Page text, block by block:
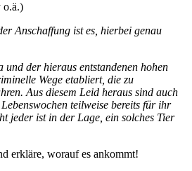
o.ä.)
Anschaffung ist es, hierbei genau
und der hieraus entstandenen hohen
Wege etabliert, die zu
Aus diesem Leid heraus sind auch
teilweise bereits für ihr
jeder ist in der Lage, ein solches Tier
erkläre, worauf es ankommt!